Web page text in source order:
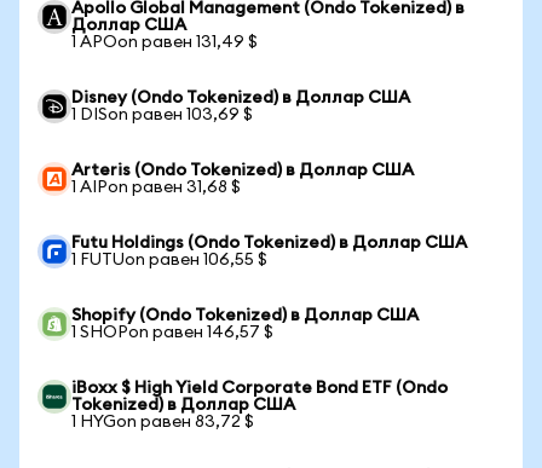
Apollo Global Management (Ondo Tokenized) в
Доллар США
1 APOon равен 131,49 $
Disney (Ondo Tokenized) в Доллар США
1 DISon равен 103,69 $
Arteris (Ondo Tokenized) в Доллар США
1 AIPon равен 31,68 $
Futu Holdings (Ondo Tokenized) в Доллар США
1 FUTUon равен 106,55 $
Shopify (Ondo Tokenized) в Доллар США
1 SHOPon равен 146,57 $
iBoxx $ High Yield Corporate Bond ETF (Ondo
Tokenized) в Доллар США
1 HYGon равен 83,72 $